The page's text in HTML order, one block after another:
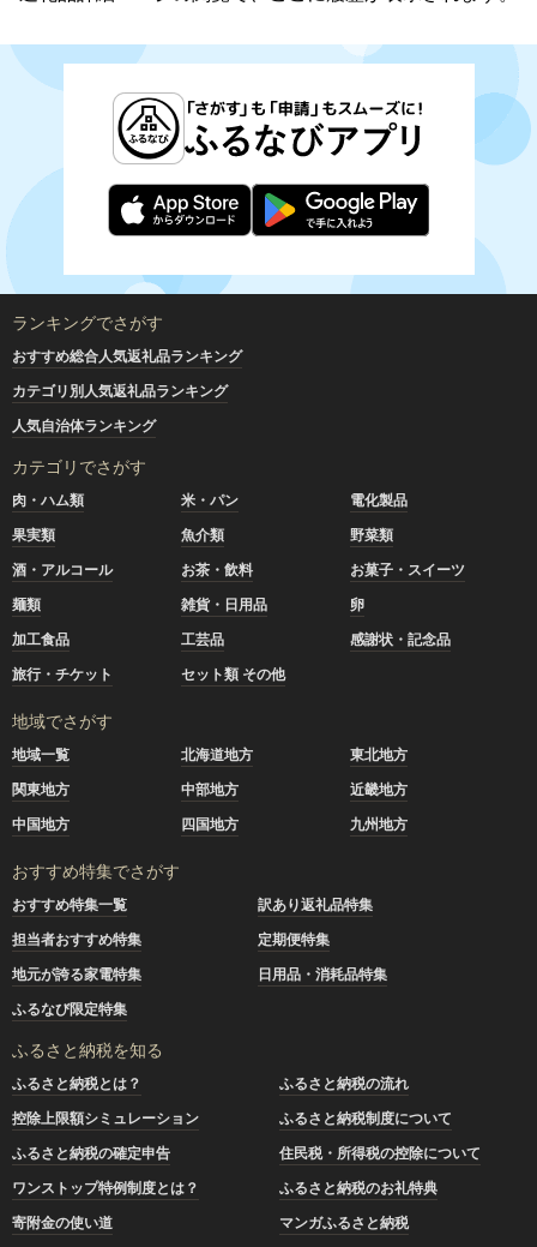
ランキングでさがす
おすすめ総合人気返礼品ランキング
カテゴリ別人気返礼品ランキング
人気自治体ランキング
カテゴリでさがす
肉・ハム類 米・パン
電化製品
果実類
魚介類
野菜類
酒・アルコール
お茶・飲料
お菓子・スイーツ
麺類
雑貨・日用品
卵
加工食品
工芸品
感謝状・記念品
旅行・チケット
セット類 その他
地域でさがす
地域一覧 北海道地方
東北地方
関東地方
中部地方
近畿地方
中国地方
四国地方 九州地方
おすすめ特集でさがす
おすすめ特集一覧
訳あり返礼品特集
担当者おすすめ特集
定期便特集
地元が誇る家電特集
日用品・消耗品特集
ふるなび限定特集
ふるさと納税を知る
ふるさと納税とは？
ふるさと納税の流れ
控除上限額シミュレーション
ふるさと納税制度について
ふるさと納税の確定申告
住民税・所得税の控除について
ワンストップ特例制度とは？
ふるさと納税のお礼特典
寄附金の使い道
マンガふるさと納税